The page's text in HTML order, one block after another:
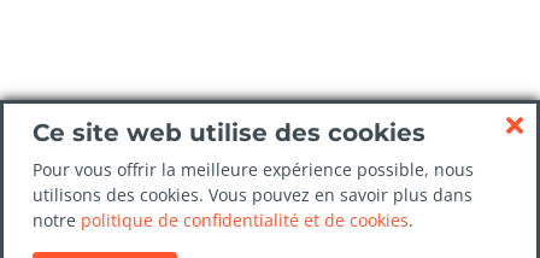
Ce site web utilise des cookies
Pour vous offrir la meilleure expérience possible, nous
utilisons des cookies. Vous pouvez en savoir plus dans
notre politique de confidentialité et de cookies.